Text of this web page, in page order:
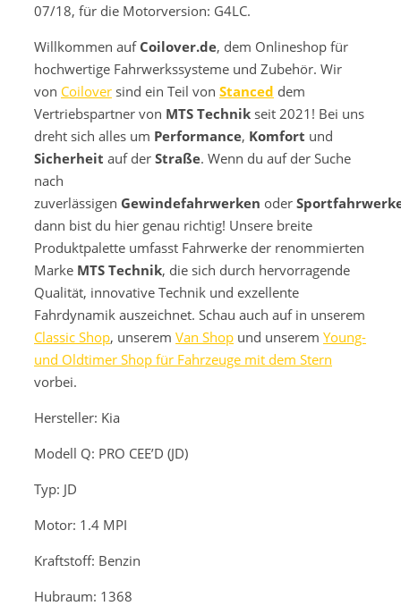
07/18, für die Motorversion: G4LC.
Willkommen auf Coilover.de, dem Onlineshop für
hochwertige Fahrwerkssysteme und Zubehör. Wir
von Coilover sind ein Teil von Stanced dem
Vertriebspartner von MTS Technik seit 2021! Bei uns
dreht sich alles um Performance, Komfort und
Sicherheit auf der Straße. Wenn du auf der Suche
nach
zuverlässigen Gewindefahrwerken oder
dann bist du hier genau richtig! Unsere breite
Produktpalette umfasst Fahrwerke der renommierten
Marke MTS Technik, die sich durch hervorragende
Qualität, innovative Technik und exzellente
Fahrdynamik auszeichnet. Schau auch auf in unserem
Classic Shop, unserem Van Shop und unserem Young-
und Oldtimer Shop für Fahrzeuge mit dem Stern
vorbei.
Hersteller: Kia
Modell Q: PRO CEE’D (JD)
Typ: JD
Motor: 1.4 MPI
Kraftstoff: Benzin
Hubraum: 1368